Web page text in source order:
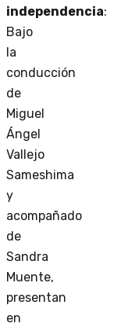
independencia:
Bajo
la
conducción
de
Miguel
Ángel
Vallejo
Sameshima
y
acompañado
de
Sandra
Muente,
presentan
en